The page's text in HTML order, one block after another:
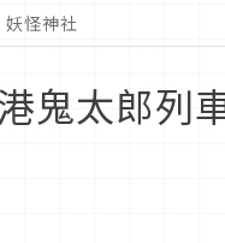
怪神社
鬼太郎列